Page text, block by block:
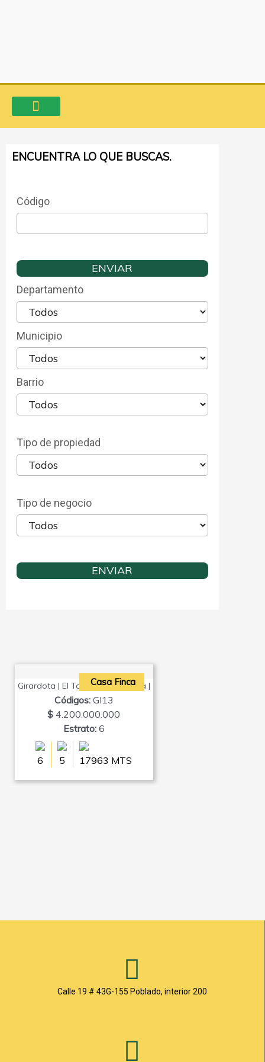
ENCUENTRA LO QUE BUSCAS.
Código
Departamento
Municipio
Barrio
Tipo de propiedad
Tipo de negocio
Casa Finca
Girardota | El Totumo | Antioquia |
Códigos:GI13
$ 4.200.000.000
Estrato:6
6 5 17963 MTS
Calle 19 # 43G-155 Poblado, interior 200